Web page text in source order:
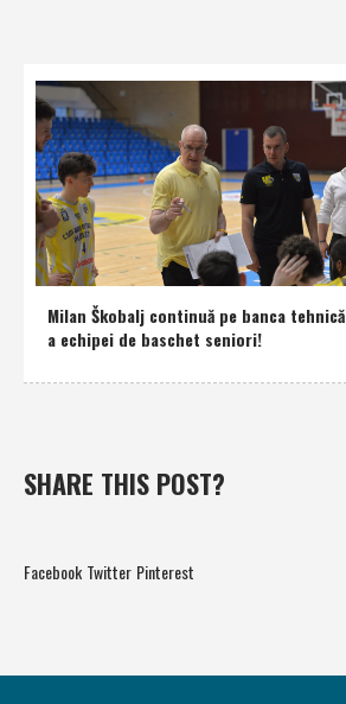
Milan Škobalj continuă pe banca tehnică
a echipei de baschet seniori!
SHARE THIS POST?
Facebook Twitter Pinterest